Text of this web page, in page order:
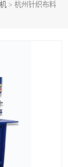
> 杭州针织布料
凸压花机
打片成型机
型机